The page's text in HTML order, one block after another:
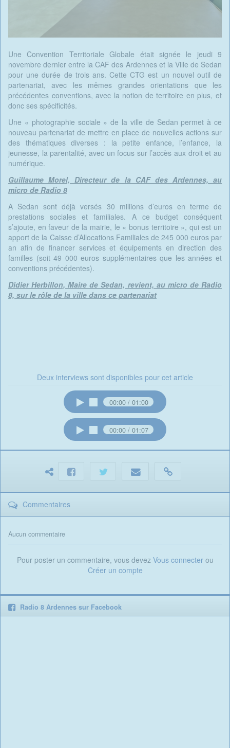
Une Convention Territoriale Globale était signée le jeudi 9
novembre dernier entre la CAF des Ardennes et la Ville de Sedan
pour une durée de trois ans. Cette CTG est un nouvel outil de
partenariat, avec les mêmes grandes orientations que les
précédentes conventions, avec la notion de territoire en plus, et
donc ses spécificités.
Une « photographie sociale » de la ville de Sedan permet à ce
nouveau partenariat de mettre en place de nouvelles actions sur
des thématiques diverses : la petite enfance, l’enfance, la
jeunesse, la parentalité, avec un focus sur l’accès aux droit et au
numérique.
Guillaume Morel, Directeur de la CAF des Ardennes, au
micro de Radio 8
A Sedan sont déjà versés 30 millions d’euros en terme de
prestations sociales et familiales. A ce budget conséquent
s’ajoute, en faveur de la mairie, le « bonus territoire », qui est un
apport de la Caisse d’Allocations Familiales de 245 000 euros par
an afin de financer services et équipements en direction des
familles (soit 49 000 euros supplémentaires que les années et
conventions précédentes).
Didier Herbillon, Maire de Sedan, revient, au micro de Radio
8, sur le rôle de la ville dans ce partenariat
Deux interviews sont disponibles pour cet article
00:00 01:00
00:00 01:07
Commentaires
Aucun commentaire
Pour poster un commentaire, vous devez Vous connecterou
Créer un compte
Radio 8 Ardennes sur Facebook